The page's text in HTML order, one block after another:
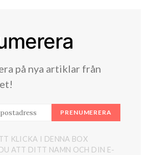
på nya artiklar från
PRENUMERERA
KLICKA I DENNA BOX
ATT DITT NAMN OCH DIN E-